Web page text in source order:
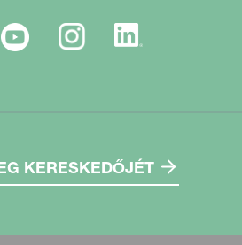
KERESKEDŐJÉT